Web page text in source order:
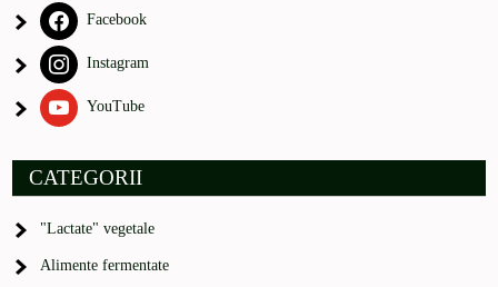
Facebook
Instagram
YouTube
CATEGORII
"Lactate" vegetale
Alimente fermentate